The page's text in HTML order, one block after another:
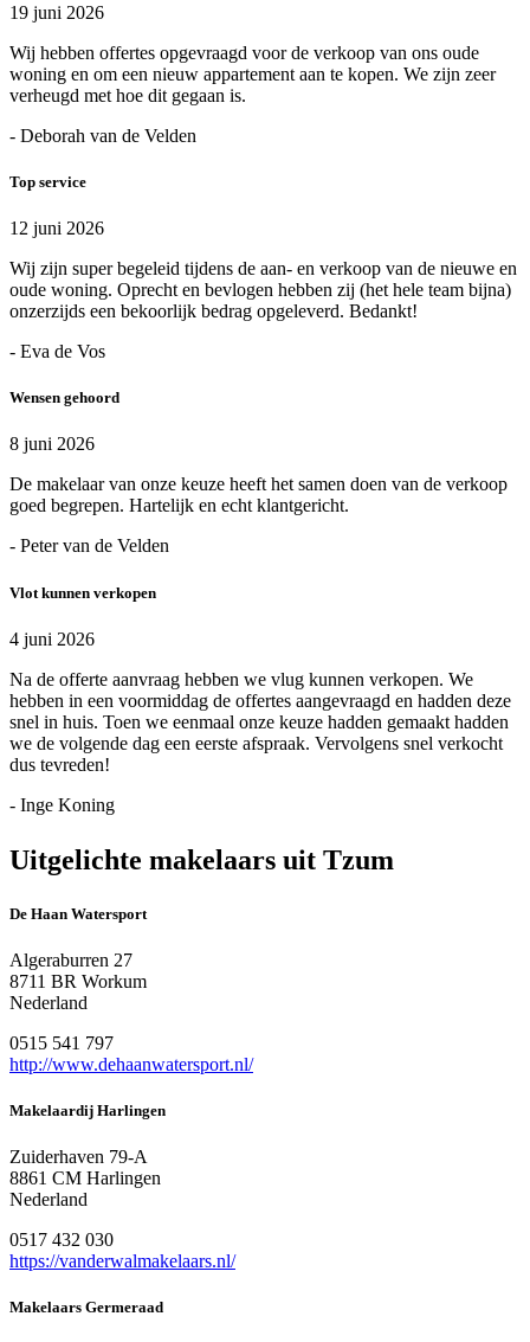
19 juni 2026
Wij hebben offertes opgevraagd voor de verkoop van ons oude
woning en om een nieuw appartement aan te kopen. We zijn zeer
verheugd met hoe dit gegaan is.
- Deborah van de Velden
Top service
12 juni 2026
Wij zijn super begeleid tijdens de aan- en verkoop van de nieuwe en
oude woning. Oprecht en bevlogen hebben zij (het hele team bijna)
onzerzijds een bekoorlijk bedrag opgeleverd. Bedankt!
- Eva de Vos
Wensen gehoord
8 juni 2026
De makelaar van onze keuze heeft het samen doen van de verkoop
goed begrepen. Hartelijk en echt klantgericht.
- Peter van de Velden
Vlot kunnen verkopen
4 juni 2026
Na de offerte aanvraag hebben we vlug kunnen verkopen. We
hebben in een voormiddag de offertes aangevraagd en hadden deze
snel in huis. Toen we eenmaal onze keuze hadden gemaakt hadden
we de volgende dag een eerste afspraak. Vervolgens snel verkocht
dus tevreden!
- Inge Koning
Uitgelichte makelaars uit Tzum
De Haan Watersport
Algeraburren 27
8711 BR Workum
Nederland
0515 541 797
http://www.dehaanwatersport.nl/
Makelaardij Harlingen
Zuiderhaven 79-A
8861 CM Harlingen
Nederland
0517 432 030
https://vanderwalmakelaars.nl/
Makelaars Germeraad